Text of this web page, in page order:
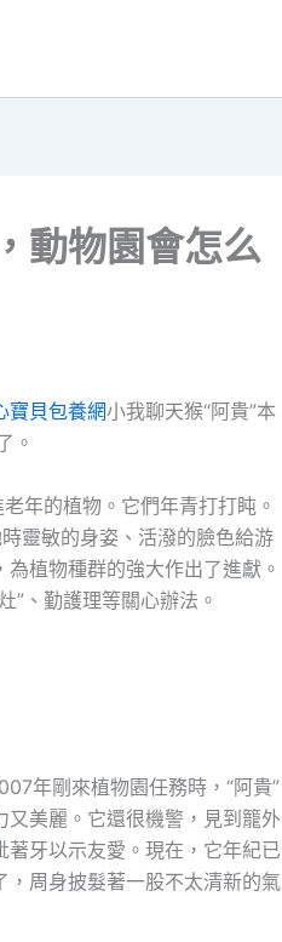
動物園會怎么
寶貝包養網小我聊天猴“阿貴”本
。
年的植物。它們年青打打盹。
靈敏的身姿、活潑的臉色給游
植物種群的強大作出了進獻。
”、勤護理等關心辦法。
年剛來植物園任務時，“阿貴”
美麗。它還很機警，見到籠外
著牙以示友愛。現在，它年紀已
周身披髮著一股不太清新的氣